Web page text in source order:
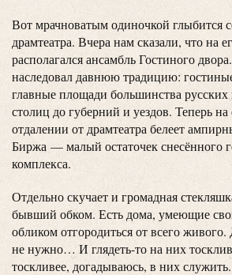
Вот мрачноватым одиночкой глыбится
драмтеатра. Вчера нам сказали, что на
располагался ансамбль Гостиного
наследовал давнюю традицию:
главные площади большинства
столиц до губерний и уездов. Теперь
отдалении от драмтеатра белеет
Биржа — малый остаточек снесённого
комплекса.
Отдельно скучает и громадная
бывший обком. Есть дома, умеющие
обликом отгородиться от всего
не нужно… И глядеть-то на них
тоскливее, догадываюсь, в них служить.